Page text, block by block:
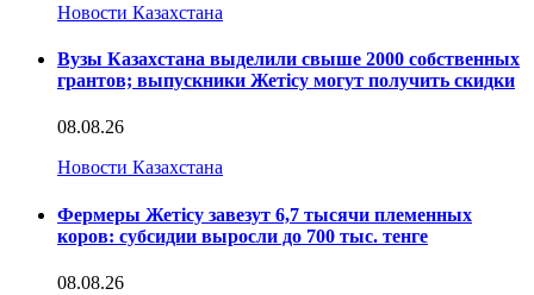
Новости Казахстана
Вузы Казахстана выделили свыше 2000 собственных
грантов; выпускники Жетісу могут получить скидки
08.08.26
Новости Казахстана
Фермеры Жетісу завезут 6,7 тысячи племенных
коров: субсидии выросли до 700 тыс. тенге
08.08.26